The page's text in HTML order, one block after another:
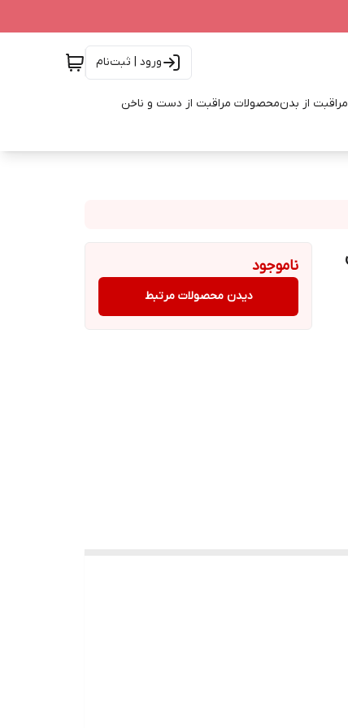
ورود | ثبت‌نام
از بدنمحصولات مراقبت از دست و ناخن
ناموجود
دیدن محصولات مرتبط